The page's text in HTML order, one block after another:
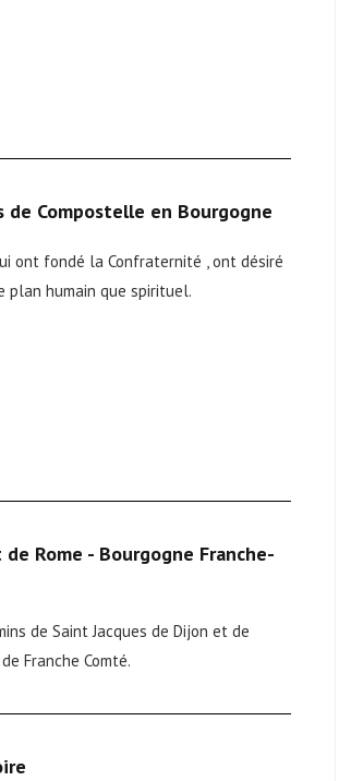
Compostelle en Bourgogne
ont fondé la Confraternité , ont désiré
plan humain que spirituel.
Rome - Bourgogne Franche-
de Saint Jacques de Dijon et de
Franche Comté.